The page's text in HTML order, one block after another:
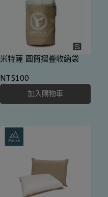
米特薩 圓筒摺疊收納袋
NT$100
加入購物車